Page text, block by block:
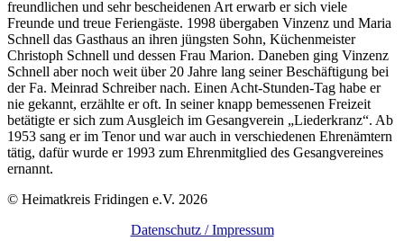
freundlichen und sehr bescheidenen Art erwarb er sich viele
Freunde und treue Feriengäste. 1998 übergaben Vinzenz und Maria
Schnell das Gasthaus an ihren jüngsten Sohn, Küchenmeister
Christoph Schnell und dessen Frau Marion. Daneben ging Vinzenz
Schnell aber noch weit über 20 Jahre lang seiner Beschäftigung bei
der Fa. Meinrad Schreiber nach. Einen Acht-Stunden-Tag habe er
nie gekannt, erzählte er oft. In seiner knapp bemessenen Freizeit
betätigte er sich zum Ausgleich im Gesangverein „Liederkranz“. Ab
1953 sang er im Tenor und war auch in verschiedenen Ehrenämtern
tätig, dafür wurde er 1993 zum Ehrenmitglied des Gesangvereines
ernannt.
© Heimatkreis Fridingen e.V. 2026
Datenschutz / Impressum